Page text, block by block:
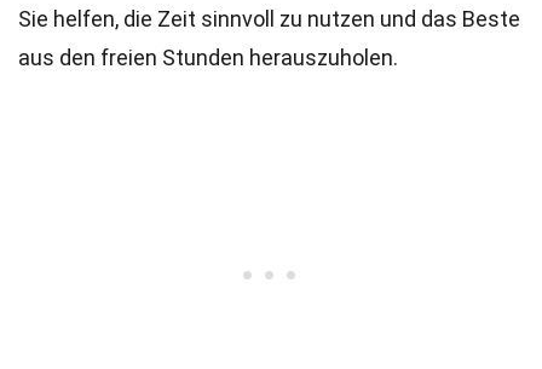
Sie helfen, die Zeit sinnvoll zu nutzen und das Beste
aus den freien Stunden herauszuholen.